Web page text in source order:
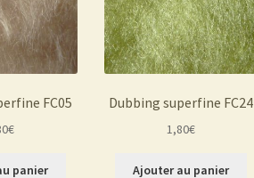
FC05
€
panier
Dubbing superfine FC24
1,80€
Ajouter au panier